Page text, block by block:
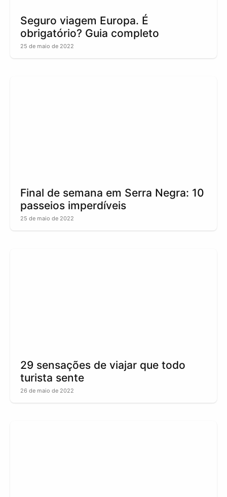
Seguro viagem Europa. É
obrigatório? Guia completo
25 de maio de 2022
Final de semana em Serra Negra: 10
passeios imperdíveis
25 de maio de 2022
29 sensações de viajar que todo
turista sente
26 de maio de 2022